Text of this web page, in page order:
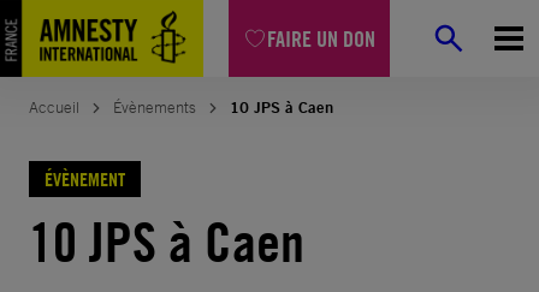
FAIRE UN DON
Accueil Évènements 10 JPS à Caen
ÉVÈNEMENT
10 JPS à Caen